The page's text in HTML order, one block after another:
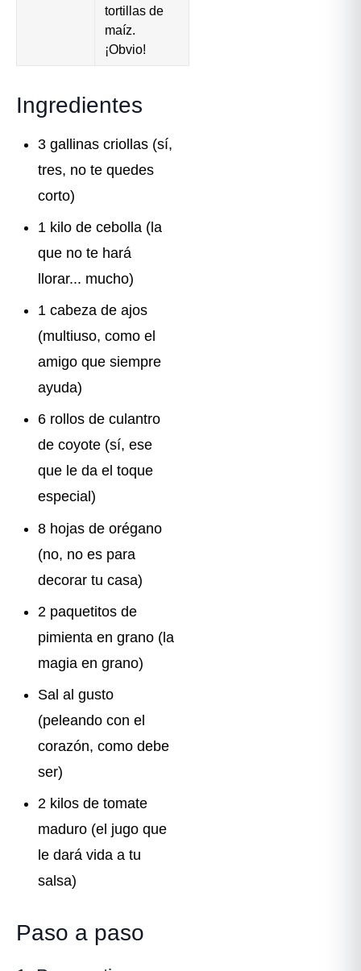
tortillas de
maíz.
¡Obvio!
Ingredientes
3 gallinas criollas (sí,
tres, no te quedes
corto)
1 kilo de cebolla (la
que no te hará
llorar... mucho)
1 cabeza de ajos
(multiuso, como el
amigo que siempre
ayuda)
6 rollos de culantro
de coyote (sí, ese
que le da el toque
especial)
8 hojas de orégano
(no, no es para
decorar tu casa)
2 paquetitos de
pimienta en grano (la
magia en grano)
Sal al gusto
(peleando con el
corazón, como debe
ser)
2 kilos de tomate
maduro (el jugo que
le dará vida a tu
salsa)
Paso a paso